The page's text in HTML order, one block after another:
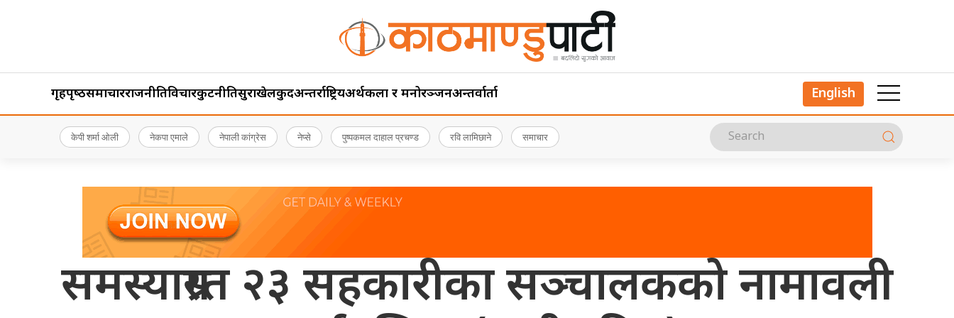
गृहपृष्‍ठसमाचारराजनीतिविचारकुटनीतिसुरक्षाखेलकुदअन्तर्राष्ट्रियअर्थकला र मनोरञ्जनअन्तर्वार्ता English
केपी शर्मा ओली नेकपा एमाले नेपाली कांग्रेस नेप्से पुष्पकमल दाहाल प्रचण्ड रवि लामिछाने समाचार
समस्याग्रस्त २३ सहकारीका सञ्चालकको नामावली